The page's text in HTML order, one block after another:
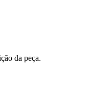
da peça.